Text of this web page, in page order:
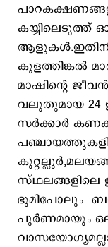
കയ്യിലെടുത്ത്
കുളത്തിങ്കല്‍
മാഷിന്‍റെ
വലുതുമായ 24
സര്‍ക്കാര്‍
സ്ഥലങ്ങളിലെ
ഭൂമിപോലും
പൂര്‍ണമായും